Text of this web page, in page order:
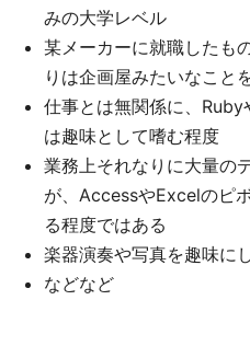
みの大学レベル
某メーカーに就職したも
りは企画屋みたいなこと
仕事とは無関係に、
は趣味として嗜む程度
業務上それなりに大量の
が、AccessやExcelのピ
る程度ではある
楽器演奏や写真を趣味に
などなど